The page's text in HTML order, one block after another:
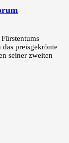
preisgekrönte
seiner zweiten